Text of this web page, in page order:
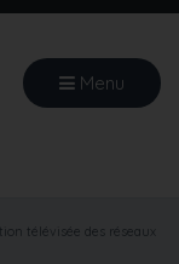
Menu
télévisée des réseaux